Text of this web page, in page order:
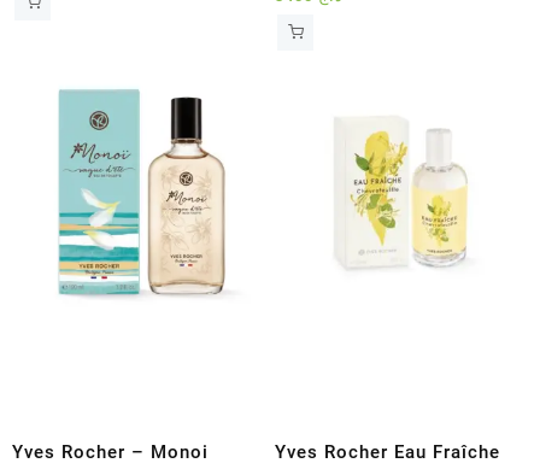
Yves Rocher – Monoi
Yves Rocher Eau Fraîche